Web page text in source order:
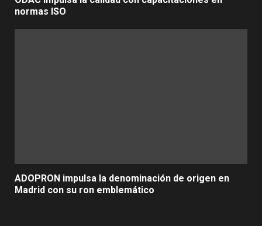
normas ISO
ADOPRON impulsa la denominación de origen en
Madrid con su ron emblemático